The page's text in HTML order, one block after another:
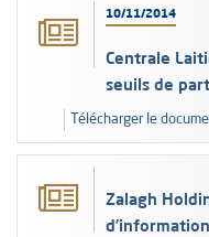
10/11/2014
Centrale
seuils de
Télécharger le
Zalagh